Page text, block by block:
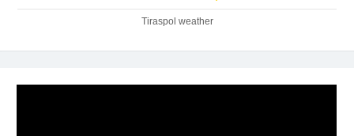
Tiraspol weather